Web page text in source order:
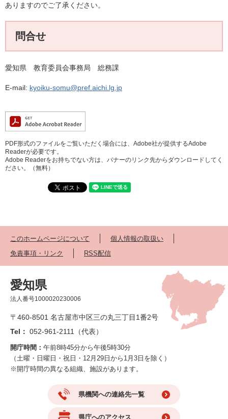
ありますのでご了承ください。
問合せ
愛知県 教育委員会事務局 総務課
E-mail: kyoiku-somu@pref.aichi.lg.jp
PDF形式のファイルをご覧いただく場合には、Adobe社が提供するAdobe
Readerが必要です。
Adobe Readerをお持ちでない方は、バナーのリンク先からダウンロードしてく
ださい。（無料）
このホームページについて
個人情報の取扱い
免責事項・リンク
RSS配信
愛知県
法人番号1000020230006
〒460-8501 名古屋市中区三の丸三丁目1番2号
Tel： 052-961-2111（代表）
開庁時間： 午前8時45分から午後5時30分
（土曜・日曜日・祝日・12月29日から1月3日を除く）
※開庁時間の異なる組織、施設があります。
県機関への連絡先一覧
県庁へのアクセス